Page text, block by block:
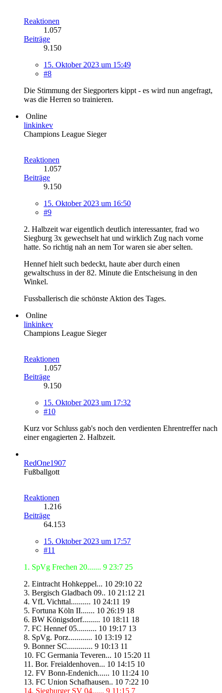
Reaktionen
1.057
Beiträge
9.150
15. Oktober 2023 um 15:49
#8
Die Stimmung der Siegporters kippt - es wird nun angefragt,
was die Herren so trainieren.
Online
linkinkev
Champions League Sieger
Reaktionen
1.057
Beiträge
9.150
15. Oktober 2023 um 16:50
#9
2. Halbzeit war eigentlich deutlich interessanter, frad wo
Siegburg 3x gewechselt hat und wirklich Zug nach vorne
hatte. So richtig nah an nem Tor waren sie aber selten.
Hennef hielt such bedeckt, haute aber durch einen
gewaltschuss in der 82. Minute die Entscheisung in den
Winkel.
Fussballerisch die schönste Aktion des Tages.
Online
linkinkev
Champions League Sieger
Reaktionen
1.057
Beiträge
9.150
15. Oktober 2023 um 17:32
#10
Kurz vor Schluss gab's noch den verdienten Ehrentreffer nach
einer engagierten 2. Halbzeit.
RedOne1907
Fußballgott
Reaktionen
1.216
Beiträge
64.153
15. Oktober 2023 um 17:57
#11
1. SpVg Frechen 20....... 9 23:7 25
2. Eintracht Hohkeppel... 10 29:10 22
3. Bergisch Gladbach 09.. 10 21:12 21
4. VfL Vichttal.......... 10 24:11 19
5. Fortuna Köln II....... 10 26:19 18
6. BW Königsdorf......... 10 18:11 18
7. FC Hennef 05.......... 10 19:17 13
8. SpVg. Porz............ 10 13:19 12
9. Bonner SC............. 9 10:13 11
10. FC Germania Teveren... 10 15:20 11
11. Bor. Freialdenhoven... 10 14:15 10
12. FV Bonn-Endenich...... 10 11:24 10
13. FC Union Schafhausen.. 10 7:22 10
14. Siegburger SV 04...... 9 11:15 7